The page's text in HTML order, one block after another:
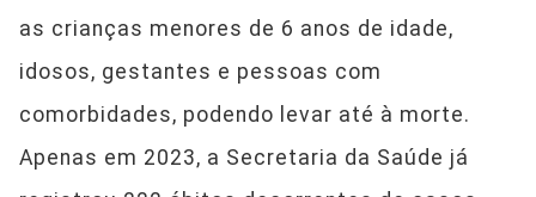
as crianças menores de 6 anos de idade,
idosos, gestantes e pessoas com
comorbidades, podendo levar até à morte.
Apenas em 2023, a Secretaria da Saúde já